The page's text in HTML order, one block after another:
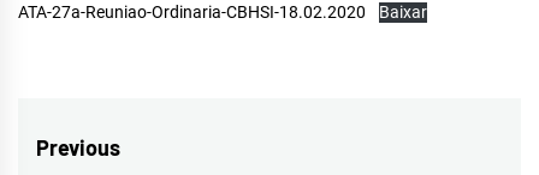
ATA-27a-Reuniao-Ordinaria-CBHSI-18.02.2020 Baixar
Navegação
Previous